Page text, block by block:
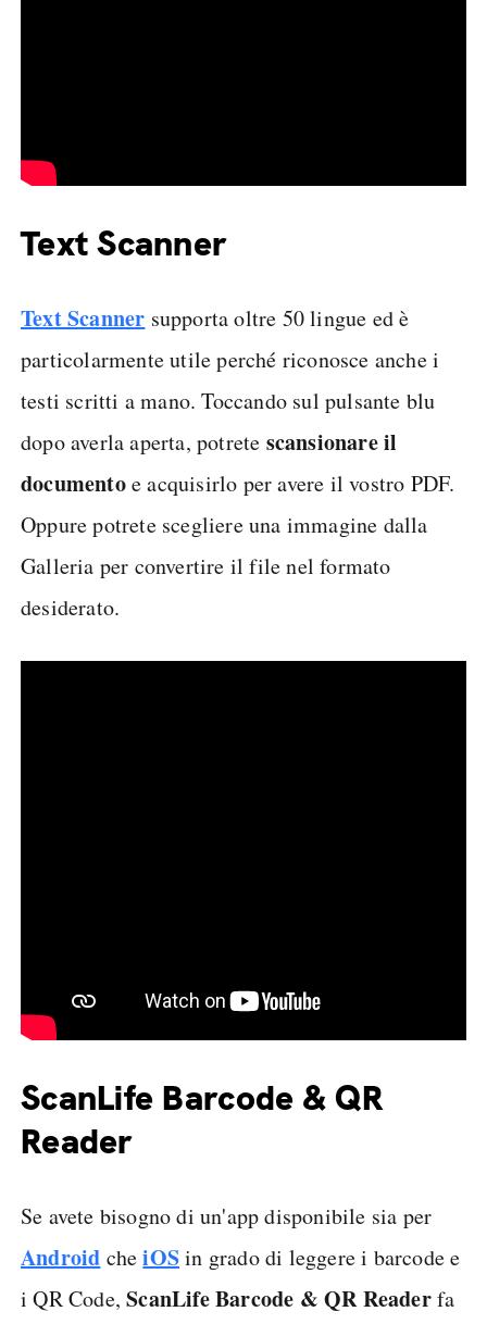
Text Scanner
Text Scanner supporta oltre 50 lingue ed è
particolarmente utile perché riconosce anche i
testi scritti a mano. Toccando sul pulsante blu
dopo averla aperta, potrete scansionare il
documentoe acquisirlo per avere il vostro PDF.
Oppure potrete scegliere una immagine dalla
Galleria per convertire il file nel formato
desiderato.
ScanLife Barcode & QR
Reader
Se avete bisogno di un'app disponibile sia per
Android cheiOSin grado di leggere i barcode e
i QR Code,ScanLife Barcode & QR Readerfa